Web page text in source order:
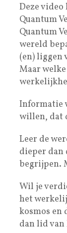
Deze
Quantum
Quantum
wereld
(en) liggen
Maar
Informatie
willen, dat
Leer de
dieper dan
begrijpen.
Wil je
het
kosmos en
dan lid van